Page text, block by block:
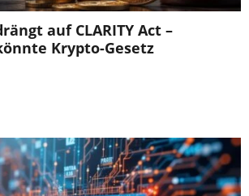
auf CLARITY Act –
Krypto-Gesetz